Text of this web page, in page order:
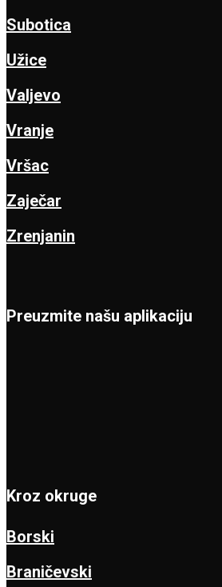
Subotica
Užice
Valjevo
Vranje
Vršac
Zaječar
Zrenjanin
Preuzmite našu aplikaciju
Kroz okruge
Borski
Braničevski